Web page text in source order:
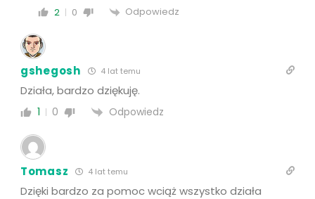
2 0 Odpowiedz
gshegosh 4 lat temu
Działa, bardzo dziękuję.
1 0 Odpowiedz
Tomasz 4 lat temu
Dzięki bardzo za pomoc wciąż wszystko działa